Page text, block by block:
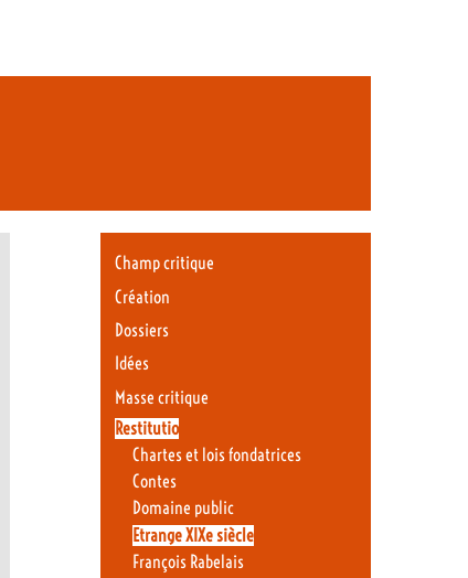
Champ critique
Création
Dossiers
Idées
Masse critique
Restitutio
Chartes et lois fondatrices
Contes
Domaine public
Etrange XIXe siècle
François Rabelais